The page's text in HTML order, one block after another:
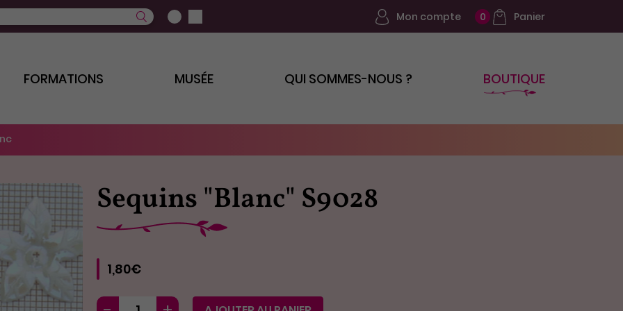
Mon compte 0 Panier
FORMATIONS MUSÉE QUI SOMMES-NOUS ? BOUTIQUE
Sequins "Blanc" S9028
1,80€